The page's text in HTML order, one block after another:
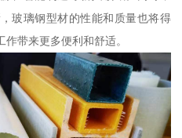
玻璃钢型材的性能和质量也将得
带来更多便利和舒适。